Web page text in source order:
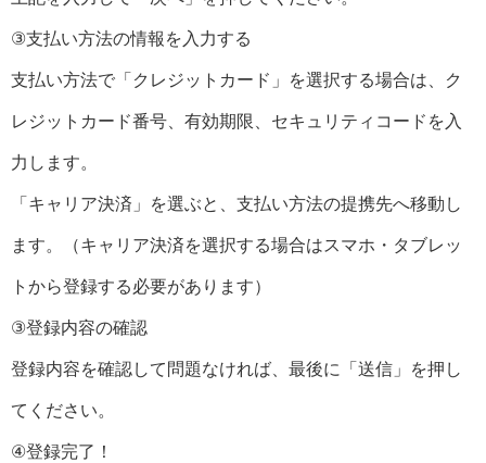
③支払い方法の情報を入力する
支払い方法で「クレジットカード」を選択する場合は、ク
レジットカード番号、有効期限、セキュリティコードを入
力します。
「キャリア決済」を選ぶと、支払い方法の提携先へ移動し
ます。（キャリア決済を選択する場合はスマホ・タブレッ
トから登録する必要があります）
③登録内容の確認
登録内容を確認して問題なければ、最後に「送信」を押し
てください。
④登録完了！